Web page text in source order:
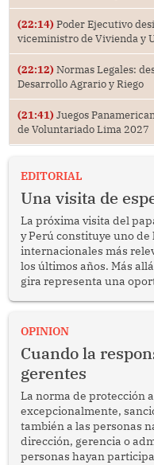
(22:14) Poder Ejecutivo
viceministro de Vivienda y
(22:12) Normas Legales:
Desarrollo Agrario y Riego
(21:41) Juegos
de Voluntariado Lima 2027
EDITORIAL
Una visita de
La próxima visita del
y Perú constituye uno
internacionales más
los últimos años. Más
gira representa una
enfrenta desafíos en
OPINION
Cuando la
gerentes
La norma de protección
excepcionalmente,
también a las personas
dirección, gerencia o
personas hayan